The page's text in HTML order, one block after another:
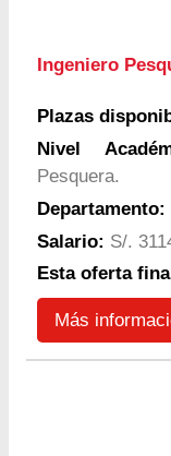
Ingeniero
Plazas
Nivel
Pesquera.
Departamento:
Salario: S/.
Esta oferta
Más